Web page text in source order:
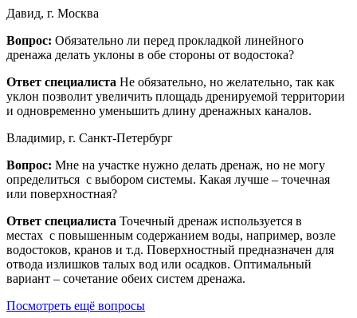
Давид, г. Москва
Вопрос: Обязательно ли перед прокладкой линейного
дренажа делать уклоны в обе стороны от водостока?
Ответ специалиста Не обязательно, но желательно, так как
уклон позволит увеличить площадь дренируемой территории
и одновременно уменьшить длину дренажных каналов.
Владимир, г. Санкт-Петербург
Вопрос: Мне на участке нужно делать дренаж, но не могу
определиться с выбором системы. Какая лучше – точечная
или поверхностная?
Ответ специалиста Точечный дренаж используется в
местах с повышенным содержанием воды, например, возле
водостоков, кранов и т.д. Поверхностный предназначен для
отвода излишков талых вод или осадков. Оптимальный
вариант – сочетание обеих систем дренажа.
Посмотреть ещё вопросы